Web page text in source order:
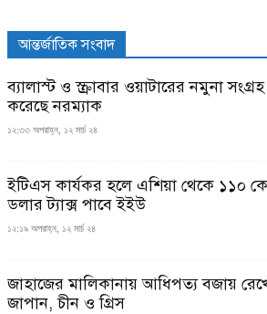
আন্তর্জাতিক সংবাদ
ব্যালাস্ট ও স্ক্রাবার ওয়াটারের নমুনা
করেছে নরম্যাক
১২:৩৩ অপরাহ্ন, ১২ মার্চ ২৪
ইটিএস কার্যকর হলে এশিয়া থেকে ১১০
ডলার ট্যাক্স পাবে ইইউ
১২:১৯ অপরাহ্ন, ১২ মার্চ ২৪
জাহাজের মালিকানায় আধিপত্য বজায়
জাপান, চীন ও গ্রিস